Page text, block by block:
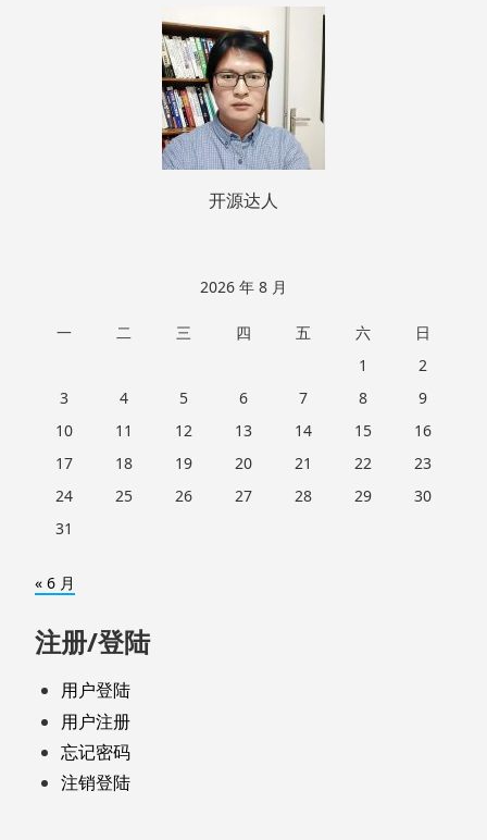
开源达人
2026 年 8 月
一 二 三 四 五 六
日
1
2
3
4 5 6 7 8
9
10
11 12 13 14 15
16
17
18 19 20 21 22
23
24
25 26 27 28 29
30
31
« 6 月
注册/登陆
用户登陆
用户注册
忘记密码
注销登陆